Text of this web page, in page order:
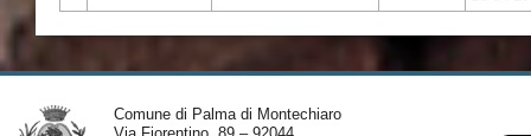
Comune di Palma di Montechiaro